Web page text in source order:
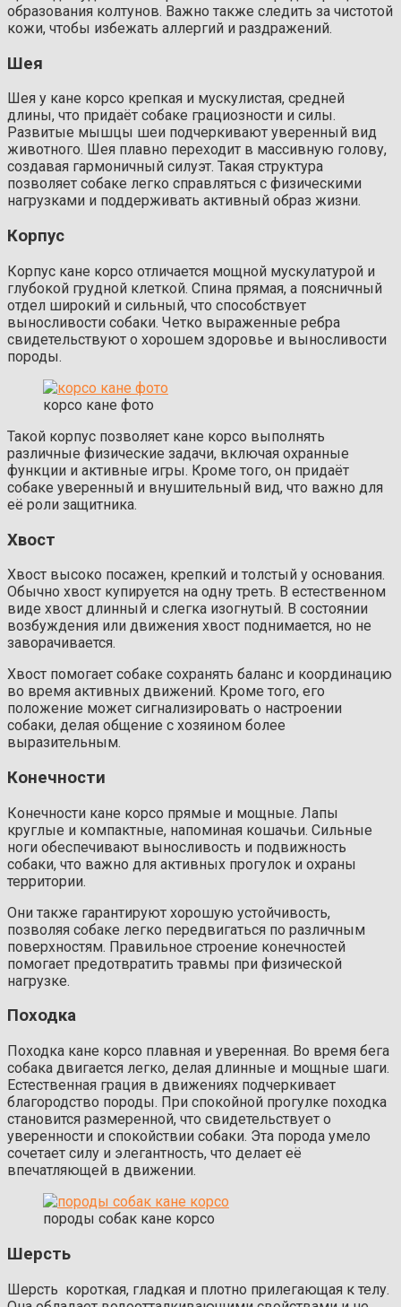
образования колтунов. Важно также следить за чистотой
кожи, чтобы избежать аллергий и раздражений.
Шея
Шея у кане корсо крепкая и мускулистая, средней
длины, что придаёт собаке грациозности и силы.
Развитые мышцы шеи подчеркивают уверенный вид
животного. Шея плавно переходит в массивную голову,
создавая гармоничный силуэт. Такая структура
позволяет собаке легко справляться с физическими
нагрузками и поддерживать активный образ жизни.
Корпус
Корпус кане корсо отличается мощной мускулатурой и
глубокой грудной клеткой. Спина прямая, а поясничный
отдел широкий и сильный, что способствует
выносливости собаки. Четко выраженные ребра
свидетельствуют о хорошем здоровье и выносливости
породы.
корсо кане фото
Такой корпус позволяет кане корсо выполнять
различные физические задачи, включая охранные
функции и активные игры. Кроме того, он придаёт
собаке уверенный и внушительный вид, что важно для
её роли защитника.
Хвост
Хвост высоко посажен, крепкий и толстый у основания.
Обычно хвост купируется на одну треть. В естественном
виде хвост длинный и слегка изогнутый. В состоянии
возбуждения или движения хвост поднимается, но не
заворачивается.
Хвост помогает собаке сохранять баланс и координацию
во время активных движений. Кроме того, его
положение может сигнализировать о настроении
собаки, делая общение с хозяином более
выразительным.
Конечности
Конечности кане корсо прямые и мощные. Лапы
круглые и компактные, напоминая кошачьи. Сильные
ноги обеспечивают выносливость и подвижность
собаки, что важно для активных прогулок и охраны
территории.
Они также гарантируют хорошую устойчивость,
позволяя собаке легко передвигаться по различным
поверхностям. Правильное строение конечностей
помогает предотвратить травмы при физической
нагрузке.
Походка
Походка кане корсо плавная и уверенная. Во время бега
собака двигается легко, делая длинные и мощные шаги.
Естественная грация в движениях подчеркивает
благородство породы. При спокойной прогулке походка
становится размеренной, что свидетельствует о
уверенности и спокойствии собаки. Эта порода умело
сочетает силу и элегантность, что делает её
впечатляющей в движении.
породы собак кане корсо
Шерсть
Шерсть короткая, гладкая и плотно прилегающая к телу.